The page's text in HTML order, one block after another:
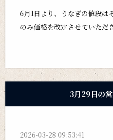
6月1日より、うなぎの値段は
のみ価格を改定させていただ
3月29日の
2026-03-28 09:53:41